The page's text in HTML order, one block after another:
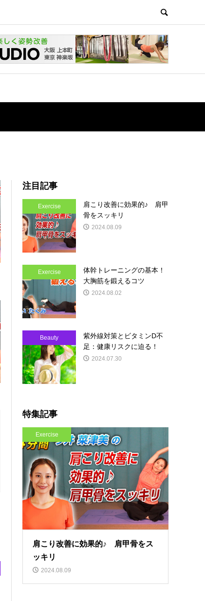
注目記事
Exercise
肩こり改善に効果的♪ 肩甲
骨をスッキリ
2024.08.09
Exercise
体幹トレーニングの基本！
大胸筋を鍛えるコツ
2024.08.02
Beauty
紫外線対策とビタミンD不
足：健康リスクに迫る！
2024.07.30
特集記事
Exercise
肩こり改善に効果的♪ 肩甲骨をス
ッキリ
2024.08.09